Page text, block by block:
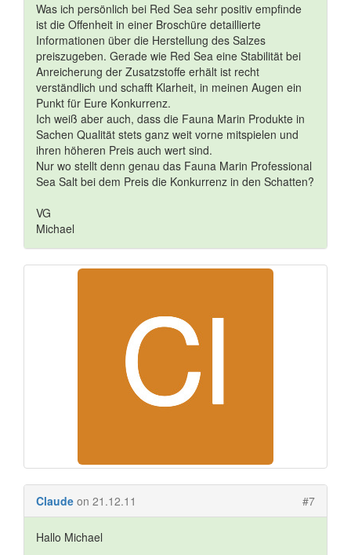
Was ich persönlich bei Red Sea sehr positiv empfinde
ist die Offenheit in einer Broschüre detaillierte
Informationen über die Herstellung des Salzes
preiszugeben. Gerade wie Red Sea eine Stabilität bei
Anreicherung der Zusatzstoffe erhält ist recht
verständlich und schafft Klarheit, in meinen Augen ein
Punkt für Eure Konkurrenz.
Ich weiß aber auch, dass die Fauna Marin Produkte in
Sachen Qualität stets ganz weit vorne mitspielen und
ihren höheren Preis auch wert sind.
Nur wo stellt denn genau das Fauna Marin Professional
Sea Salt bei dem Preis die Konkurrenz in den Schatten?
VG
Michael
Claude on 21.12.11 #7
Hallo Michael